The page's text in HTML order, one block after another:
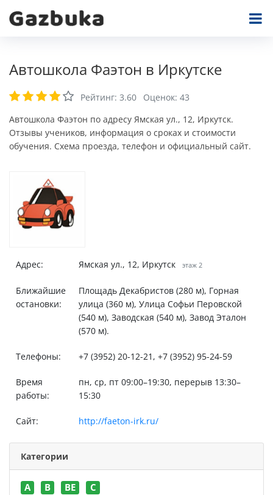
Автошкола Фаэтон в Иркутске
Рейтинг: 3.60 Оценок: 43
Автошкола Фаэтон по адресу Ямская ул., 12, Иркутск.
Отзывы учеников, информация о сроках и стоимости
обучения. Схема проезда, телефон и официальный сайт.
Адрес: Ямская ул., 12, Иркутск этаж 2
Ближайшие
остановки:
Площадь Декабристов (280 м), Горная
улица (360 м), Улица Софьи Перовской
(540 м), Заводская (540 м), Завод Эталон
(570 м).
Телефоны: +7 (3952) 20-12-21, +7 (3952) 95-24-59
Время
работы:
пн, ср, пт 09:00–19:30, перерыв 13:30–
15:30
Сайт: http://faeton-irk.ru/
Категории
A B BE C